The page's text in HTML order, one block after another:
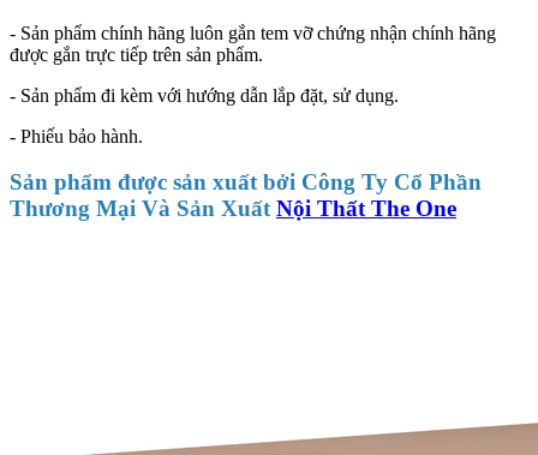
- Sản phẩm chính hãng luôn gắn tem vỡ chứng nhận chính hãng
được gắn trực tiếp trên sản phẩm.
- Sản phẩm đi kèm với hướng dẫn lắp đặt, sử dụng.
- Phiếu bảo hành.
Sản phẩm được sản xuất bởi Công Ty Cổ Phần
Thương Mại Và Sản XuấtNội Thất The One